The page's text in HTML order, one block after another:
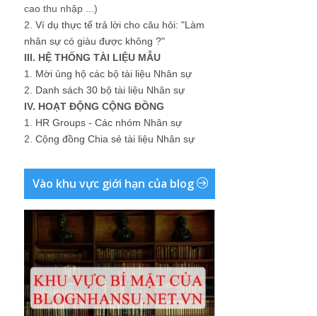
cao thu nhập ...)
2. Ví dụ thực tế trả lời cho câu hỏi: "Làm
nhân sự có giàu được không ?"
III. HỆ THỐNG TÀI LIỆU MẪU
1. Mời ủng hộ các bộ tài liệu Nhân sự
2. Danh sách 30 bộ tài liệu Nhân sự
IV. HOẠT ĐỘNG CỘNG ĐỒNG
1. HR Groups - Các nhóm Nhân sự
2. Cộng đồng Chia sẻ tài liệu Nhân sự
Vào khu vực giới hạn của blog